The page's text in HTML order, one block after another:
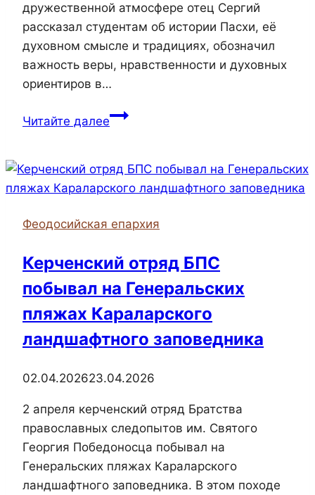
дружественной атмосфере отец Сергий
рассказал студентам об истории Пасхи, её
духовном смысле и традициях, обозначил
важность веры, нравственности и духовных
ориентиров в…
Читайте далееНастоятель
Невского
провел
со
КГМТУ
о
Пасхи
Феодосийская епархия
Керченский отряд БПС
побывал на Генеральских
пляжах Караларского
ландшафтного заповедника
02.04.202623.04.2026
2 апреля керченский отряд Братства
православных следопытов им. Святого
Георгия Победоносца побывал на
Генеральских пляжах Караларского
ландшафтного заповедника. В этом походе